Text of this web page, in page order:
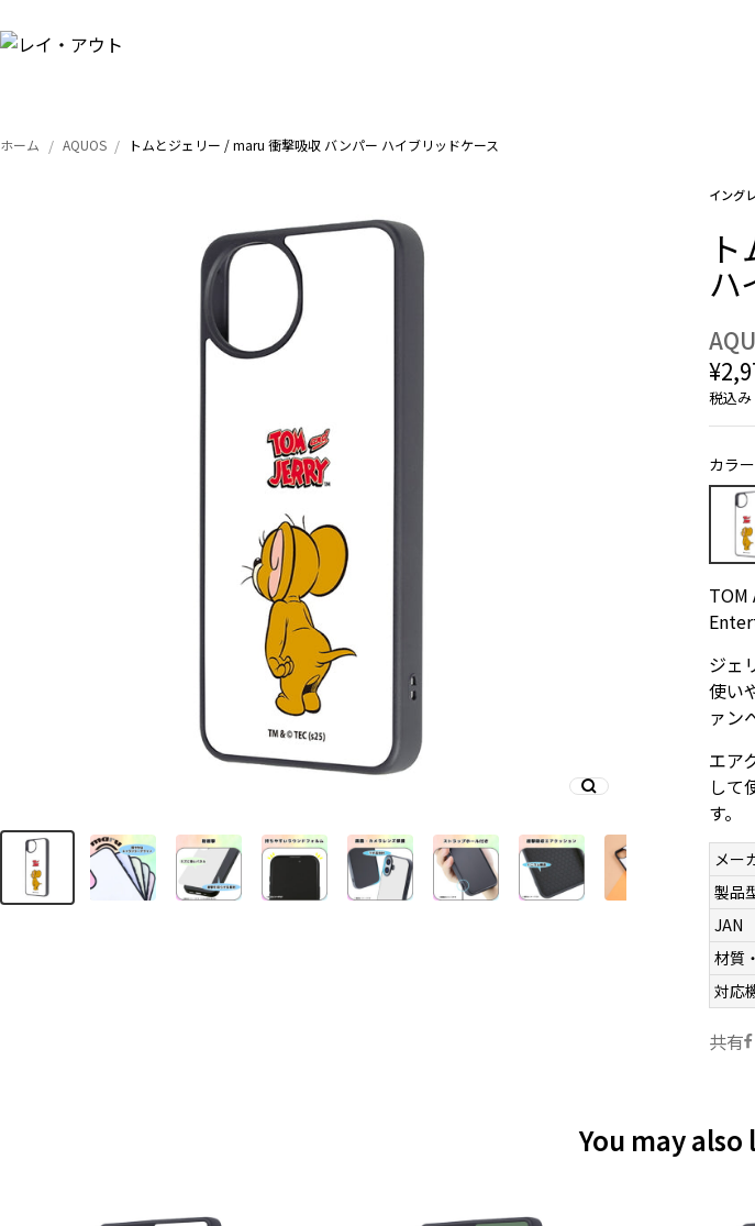
ホーム AQUOS トムとジェリー / maru 衝撃吸収 バンパー ハイブリッドケース
イング
ハ
税込み
カラー
TOM
ジェ
使い
ァン
エア
して
す。
メー
製品
JAN
材質
対応
共有
You may also